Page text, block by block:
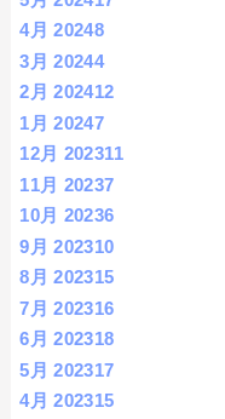
4月 20248
3月 20244
2月 202412
1月 20247
12月 202311
11月 20237
10月 20236
9月 202310
8月 202315
7月 202316
6月 202318
5月 202317
4月 202315